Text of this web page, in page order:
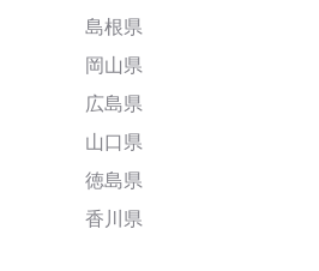
島根県
岡山県
広島県
山口県
徳島県
香川県